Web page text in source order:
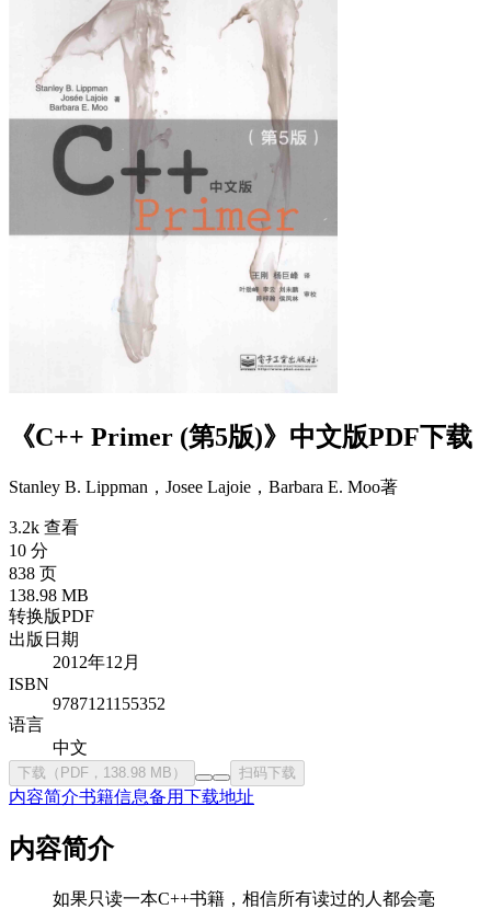
《C++ Primer (第5版)》中文版PDF下载
Stanley B. Lippman，Josee Lajoie，Barbara E. Moo著
3.2k 查看
10 分
838 页
138.98 MB
转换版PDF
出版日期
2012年12月
ISBN
9787121155352
语言
中文
下载（PDF，138.98 MB） 扫码下载
内容简介书籍信息备用下载地址
内容简介
如果只读一本C++书籍，相信所有读过的人都会毫